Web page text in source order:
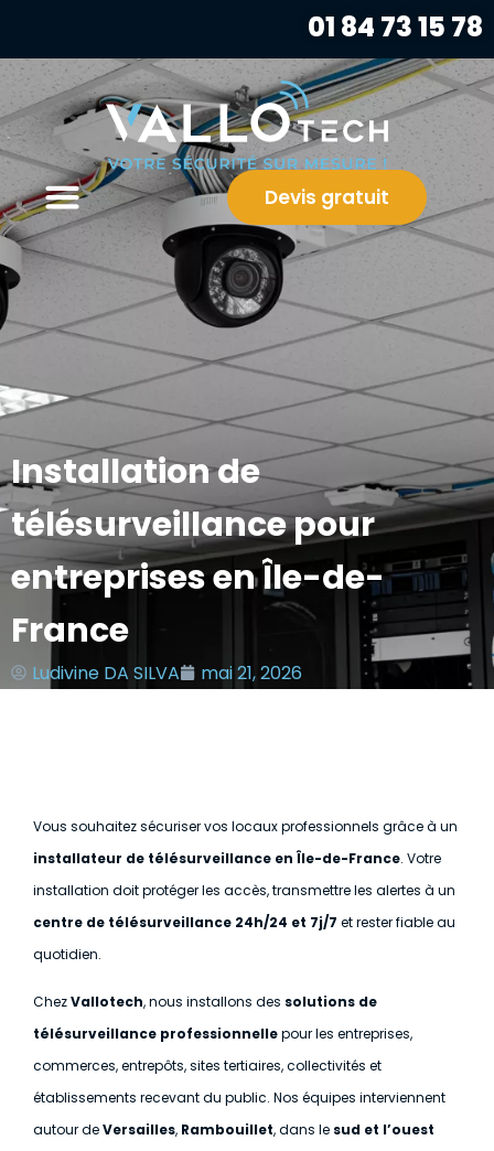
01 84 73 15 78
Devis gratuit
Installation de
télésurveillance pour
entreprises en Île-de-
France
Ludivine DA SILVA mai 21, 2026
Vous souhaitez sécuriser vos locaux professionnels grâce à un
installateur de télésurveillance en Île-de-France. Votre
installation doit protéger les accès, transmettre les alertes à un
centre de télésurveillance 24h/24 et 7j/7 et rester fiable au
quotidien.
ChezVallotech, nous installons des solutions de
télésurveillance professionnellepour les entreprises,
commerces, entrepôts, sites tertiaires, collectivités et
établissements recevant du public. Nos équipes interviennent
autour deVersailles, Rambouillet, dans le sud et l’ouest